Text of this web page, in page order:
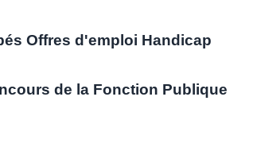
Offres d'emploi Handicap
de la Fonction Publique